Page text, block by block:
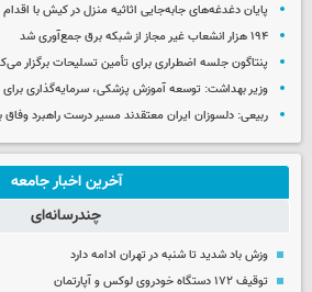
پایان دغدغه‌های جابه‌جایی اثاثیه منزل در کیش با
۱۹۴ هزار انشعاب غیر مجاز از شبکه برق جمع‌آوری شد
پنتاگون جلسه اضطراری برای تأمین تسلیحات برگزار
وزیر بهداشت: توسعه آموزش پزشکی، سرمایه‌گذاری
ربیعی: دلسوزان ایران معتقدند مسیر درست راهبرد وفاق
آخرین اخبار جامعه
چندرسانه‌ای
وزش باد شدید تا شنبه در تهران ادامه دارد
توقیف ۱۷۲ دستگاه خودروی لوکس و آپارتمان